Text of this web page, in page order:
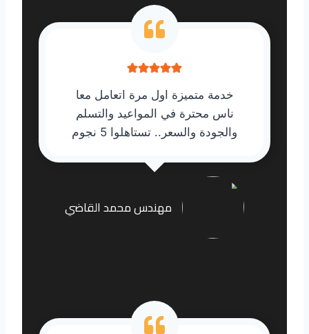
خدمة متميزة اول مرة اتعامل معا
ناس محترة في المواعيد والتسلم
والجودة والسعر.. تستاهلوا 5 نجوم
مهندس محمد القاضي